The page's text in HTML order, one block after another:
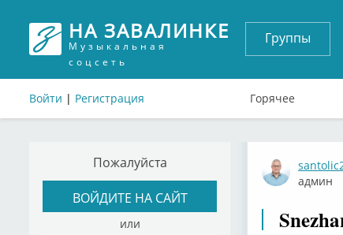
НА ЗАВАЛИНКЕ
Музыкальная
соцсеть
Войти | Регистрация
Группы
Горячее
Пожалуйста
ВОЙДИТЕ НА САЙТ
или
админ